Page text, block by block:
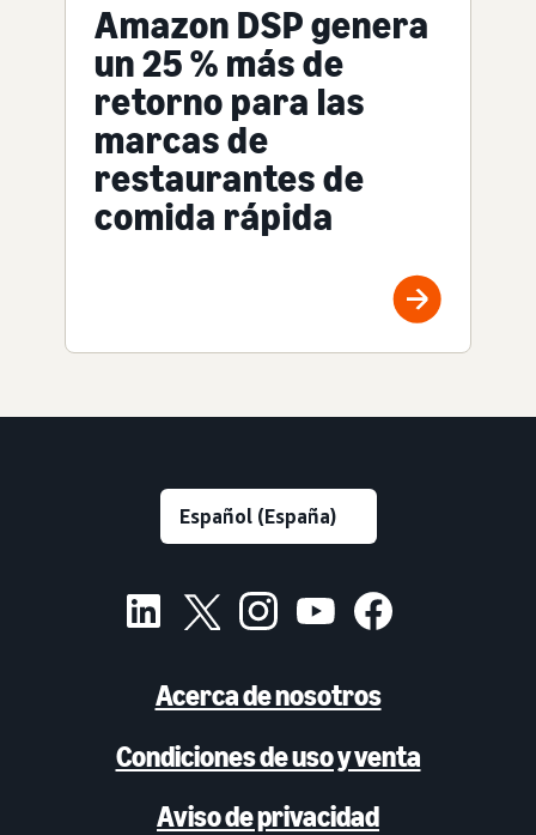
Amazon DSP genera
un 25 % más de
retorno para las
marcas de
restaurantes de
comida rápida
Acerca de nosotros
Condiciones de uso y venta
Aviso de privacidad